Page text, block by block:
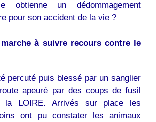
obtienne un dédommagement
pour son accident de la vie ?
à suivre recours contre le
percuté puis blessé par un sanglier
apeuré par des coups de fusil
la LOIRE. Arrivés sur place les
ont pu constater les animaux